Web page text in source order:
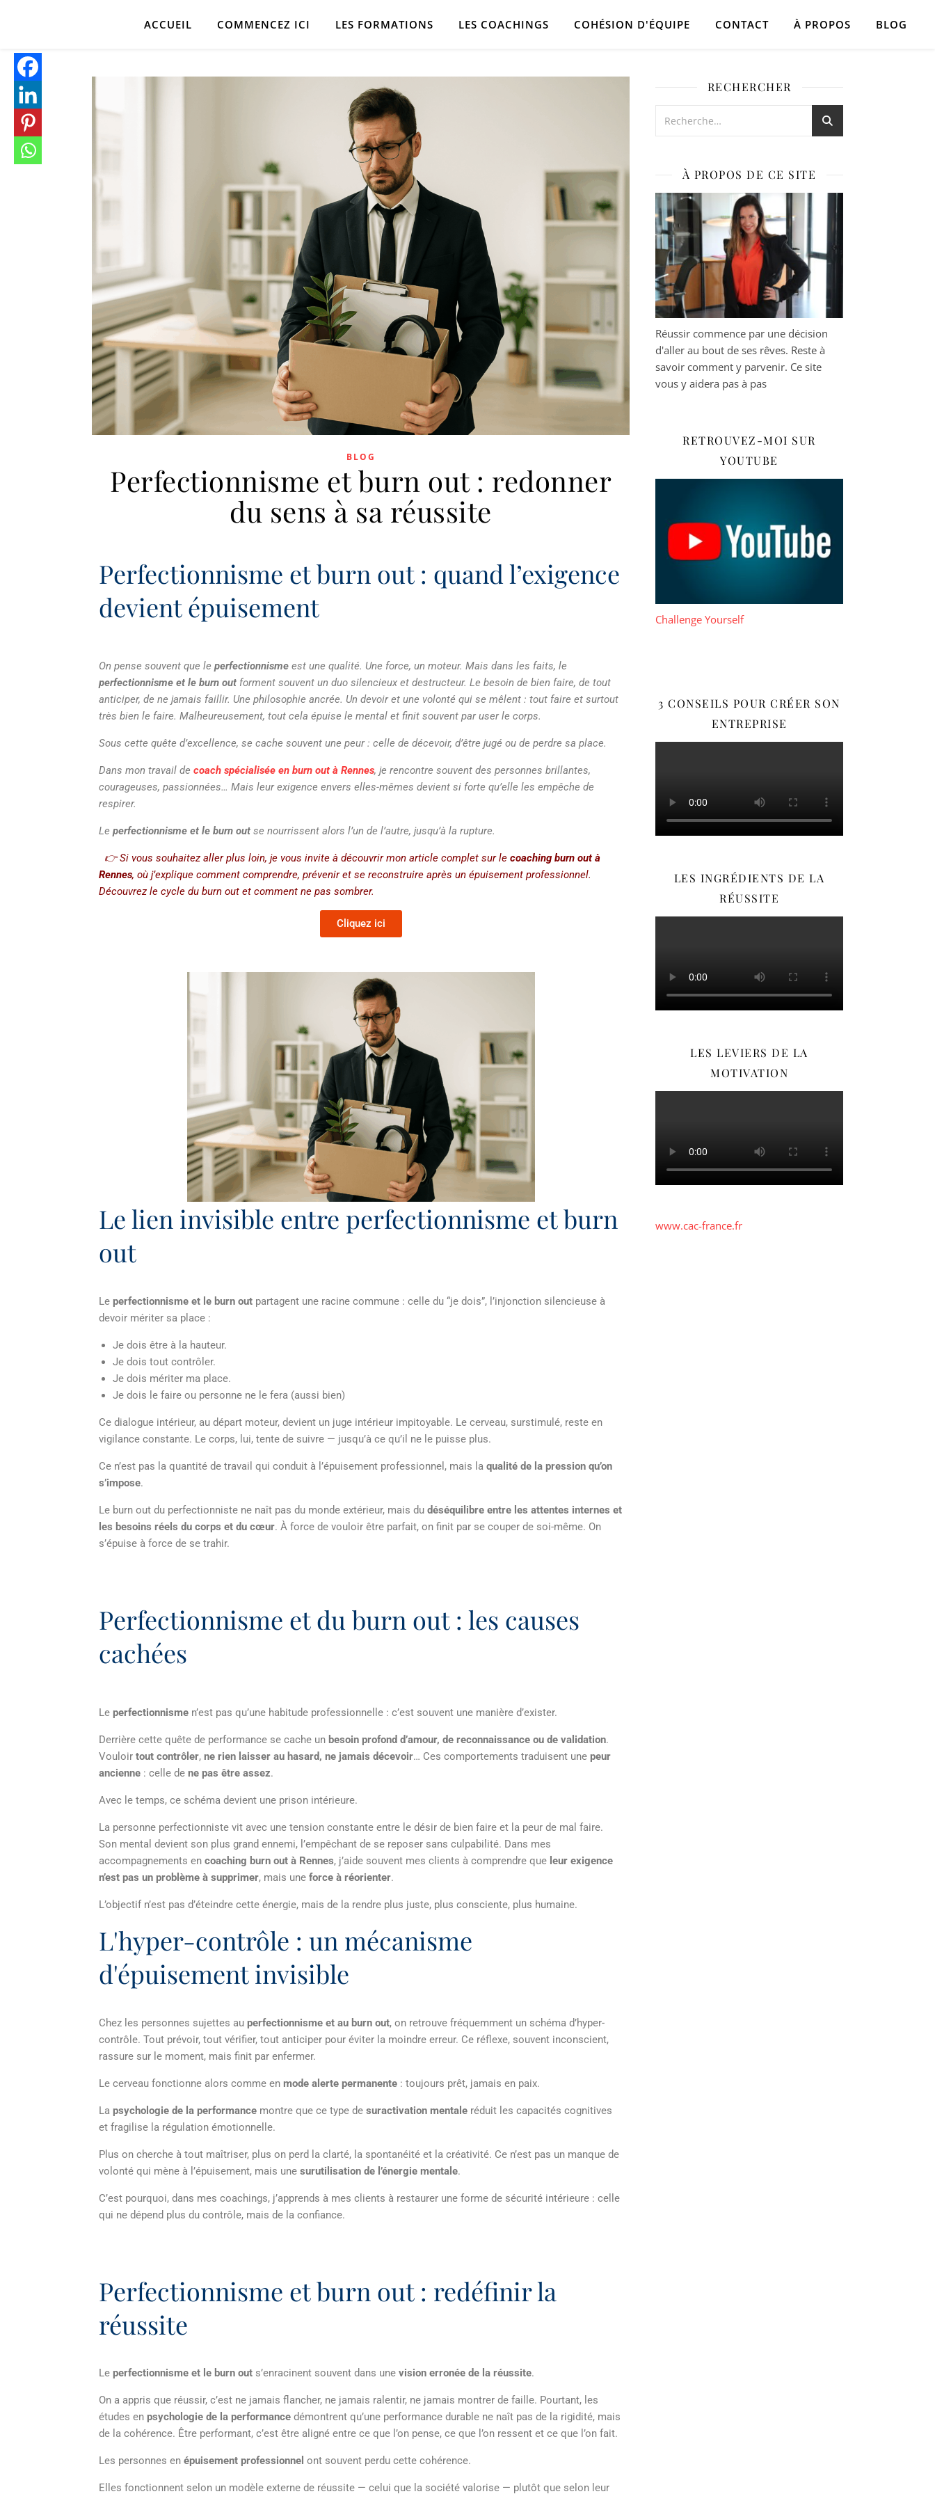
ACCUEIL COMMENCEZ ICI LES FORMATIONS LES COACHINGS COHÉSION D'ÉQUIPE CONTACT À PROPOS BLOG
BLOG
Perfectionnisme et burn out : redonner
du sens à sa réussite
Perfectionnisme et burn out : quand l’exigence
devient épuisement
On pense souvent que le perfectionnisme est une qualité. Une force, un moteur. Mais dans les faits, le
perfectionnisme et le burn out forment souvent un duo silencieux et destructeur. Le besoin de bien faire, de tout
anticiper, de ne jamais faillir. Une philosophie ancrée. Un devoir et une volonté qui se mêlent : tout faire et surtout
très bien le faire. Malheureusement, tout cela épuise le mental et finit souvent par user le corps.
Sous cette quête d’excellence, se cache souvent une peur : celle de décevoir, d’être jugé ou de perdre sa place.
Dans mon travail de coach spécialisée en burn out à Rennes, je rencontre souvent des personnes brillantes,
courageuses, passionnées… Mais leur exigence envers elles-mêmes devient si forte qu’elle les empêche de
respirer.
Le perfectionnisme et le burn out se nourrissent alors l’un de l’autre, jusqu’à la rupture.
👉 Si vous souhaitez aller plus loin, je vous invite à découvrirmon article complet sur le coaching burn out à
Rennes, où j’explique comment comprendre, prévenir et se reconstruire après un épuisement professionnel.
Découvrez le cycle du burn out et comment ne pas sombrer.
Cliquez ici
Le lien invisible entre perfectionnisme et burn
out
Le perfectionnisme et le burn out partagent une racine commune : celle du “je dois”, l’injonction silencieuse à
devoir mériter sa place :
Je dois être à la hauteur.
Je dois tout contrôler.
Je dois mériter ma place.
Je dois le faire ou personne ne le fera (aussi bien)
Ce dialogue intérieur, au départ moteur, devient un juge intérieur impitoyable. Le cerveau, surstimulé, reste en
vigilance constante. Le corps, lui, tente de suivre — jusqu’à ce qu’il ne le puisse plus.
Ce n’est pas la quantité de travail qui conduit à l’épuisement professionnel, mais la qualité de la pression qu’on
s’impose.
Le burn out du perfectionniste ne naît pas du monde extérieur, mais du déséquilibre entre les attentes internes et
les besoins réels du corps et du cœur. À force de vouloir être parfait, on finit par se couper de soi-même. On
s’épuise à force de se trahir.
Perfectionnisme et du burn out : les causes
cachées
Le perfectionnisme n’est pas qu’une habitude professionnelle : c’est souvent une manière d’exister.
Derrière cette quête de performance se cache un besoin profond d’amour, de reconnaissance ou de validation.
Vouloir tout contrôler, ne rien laisser au hasard, ne jamais décevoir… Ces comportements traduisent une peur
ancienne : celle de ne pas être assez.
Avec le temps, ce schéma devient une prison intérieure.
La personne perfectionniste vit avec une tension constante entre le désir de bien faire et la peur de mal faire.
Son mental devient son plus grand ennemi, l’empêchant de se reposer sans culpabilité. Dans mes
accompagnements en coaching burn out à Rennes, j’aide souvent mes clients à comprendre que leur exigence
n’est pas un problème à supprimer, mais une force à réorienter.
L’objectif n’est pas d’éteindre cette énergie, mais de la rendre plus juste, plus consciente, plus humaine.
L'hyper-contrôle : un mécanisme
d'épuisement invisible
Chez les personnes sujettes au perfectionnisme et au burn out, on retrouve fréquemment un schéma d’hyper-
contrôle. Tout prévoir, tout vérifier, tout anticiper pour éviter la moindre erreur. Ce réflexe, souvent inconscient,
rassure sur le moment, mais finit par enfermer.
Le cerveau fonctionne alors comme en mode alerte permanente : toujours prêt, jamais en paix.
La psychologie de la performance montre que ce type de suractivation mentale réduit les capacités cognitives
et fragilise la régulation émotionnelle.
Plus on cherche à tout maîtriser, plus on perd la clarté, la spontanéité et la créativité. Ce n’est pas un manque de
volonté qui mène à l’épuisement, mais une surutilisation de l’énergie mentale.
C’est pourquoi, dans mes coachings, j’apprends à mes clients à restaurer une forme de sécurité intérieure : celle
qui ne dépend plus du contrôle, mais de la confiance.
Perfectionnisme et burn out : redéfinir la
réussite
Le perfectionnisme et le burn out s’enracinent souvent dans une vision erronée de la réussite.
On a appris que réussir, c’est ne jamais flancher, ne jamais ralentir, ne jamais montrer de faille. Pourtant, les
études en psychologie de la performance démontrent qu’une performance durable ne naît pas de la rigidité, mais
de la cohérence. Être performant, c’est être aligné entre ce que l’on pense, ce que l’on ressent et ce que l’on fait.
Les personnes en épuisement professionnel ont souvent perdu cette cohérence.
Elles fonctionnent selon un modèle externe de réussite — celui que la société valorise — plutôt que selon leur
RECHERCHER
À PROPOS DE CE SITE
Réussir commence par une décision
d'aller au bout de ses rêves. Reste à
savoir comment y parvenir. Ce site
vous y aidera pas à pas
RETROUVEZ-MOI SUR
YOUTUBE
Challenge Yourself
3 CONSEILS POUR CRÉER SON
ENTREPRISE
LES INGRÉDIENTS DE LA
RÉUSSITE
LES LEVIERS DE LA
MOTIVATION
www.cac-france.fr